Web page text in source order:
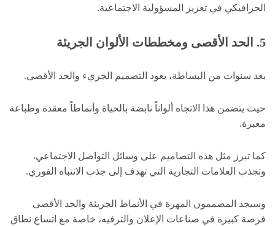
الجرافيكي في تعزيز المسؤولية الاجتماعية.
5. الحد الأقصى ومخططات الألوان الجريئة
بعد سنوات من البساطة، يعود التصميم الجريء والحد الأقصى.
حيث يتضمن هذا الاتجاه ألواناً نابضة بالحياة وأنماطاً معقدة وطباعة
معبرة.
كما تبرز مثل هذه التصاميم على وسائل التواصل الاجتماعي،
وتجذب العلامات التجارية التي تهدف إلى جذب الانتباه الفوري.
وسيجد المصممون المهرة في الأنماط الجريئة والحد الأقصى
فرصة كبيرة في صناعات الإعلان والترفيه، خاصة مع اتساع نطاق